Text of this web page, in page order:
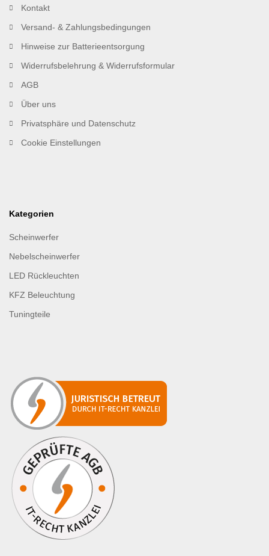
Kontakt
Versand- & Zahlungsbedingungen
Hinweise zur Batterieentsorgung
Widerrufsbelehrung & Widerrufsformular
AGB
Über uns
Privatsphäre und Datenschutz
Cookie Einstellungen
Kategorien
Scheinwerfer
Nebelscheinwerfer
LED Rückleuchten
KFZ Beleuchtung
Tuningteile